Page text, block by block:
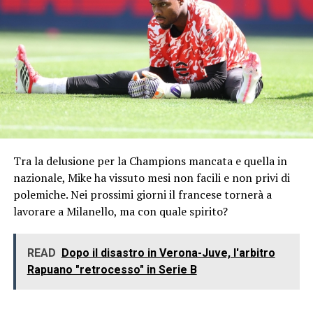
Tra la delusione per la Champions mancata e quella in
nazionale, Mike ha vissuto mesi non facili e non privi di
polemiche. Nei prossimi giorni il francese tornerà a
lavorare a Milanello, ma con quale spirito?
READ
Dopo il disastro in Verona-Juve, l'arbitro
Rapuano "retrocesso" in Serie B